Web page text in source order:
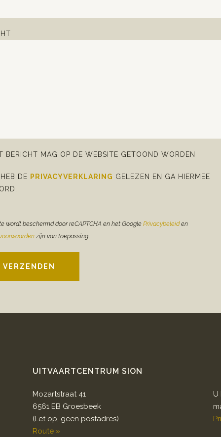
BERICHT MAG OP DE WEBSITE GETOOND WORDEN
DE PRIVACYVERKLARING GELEZEN EN GA HIERMEE
wordt beschermd door reCAPTCHA en het Google Privacybeleiden
zijn van toepassing.
VERZENDEN
UITVAARTCENTRUM SION
Mozartstraat 41
6561 EB Groesbeek
(Let op, geen postadres)
Route »
U